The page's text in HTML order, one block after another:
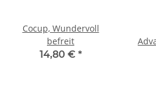
Cocup, Wundervoll
befreit
14,80 € *